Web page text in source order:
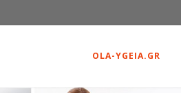
OLA-YGEIA.GR